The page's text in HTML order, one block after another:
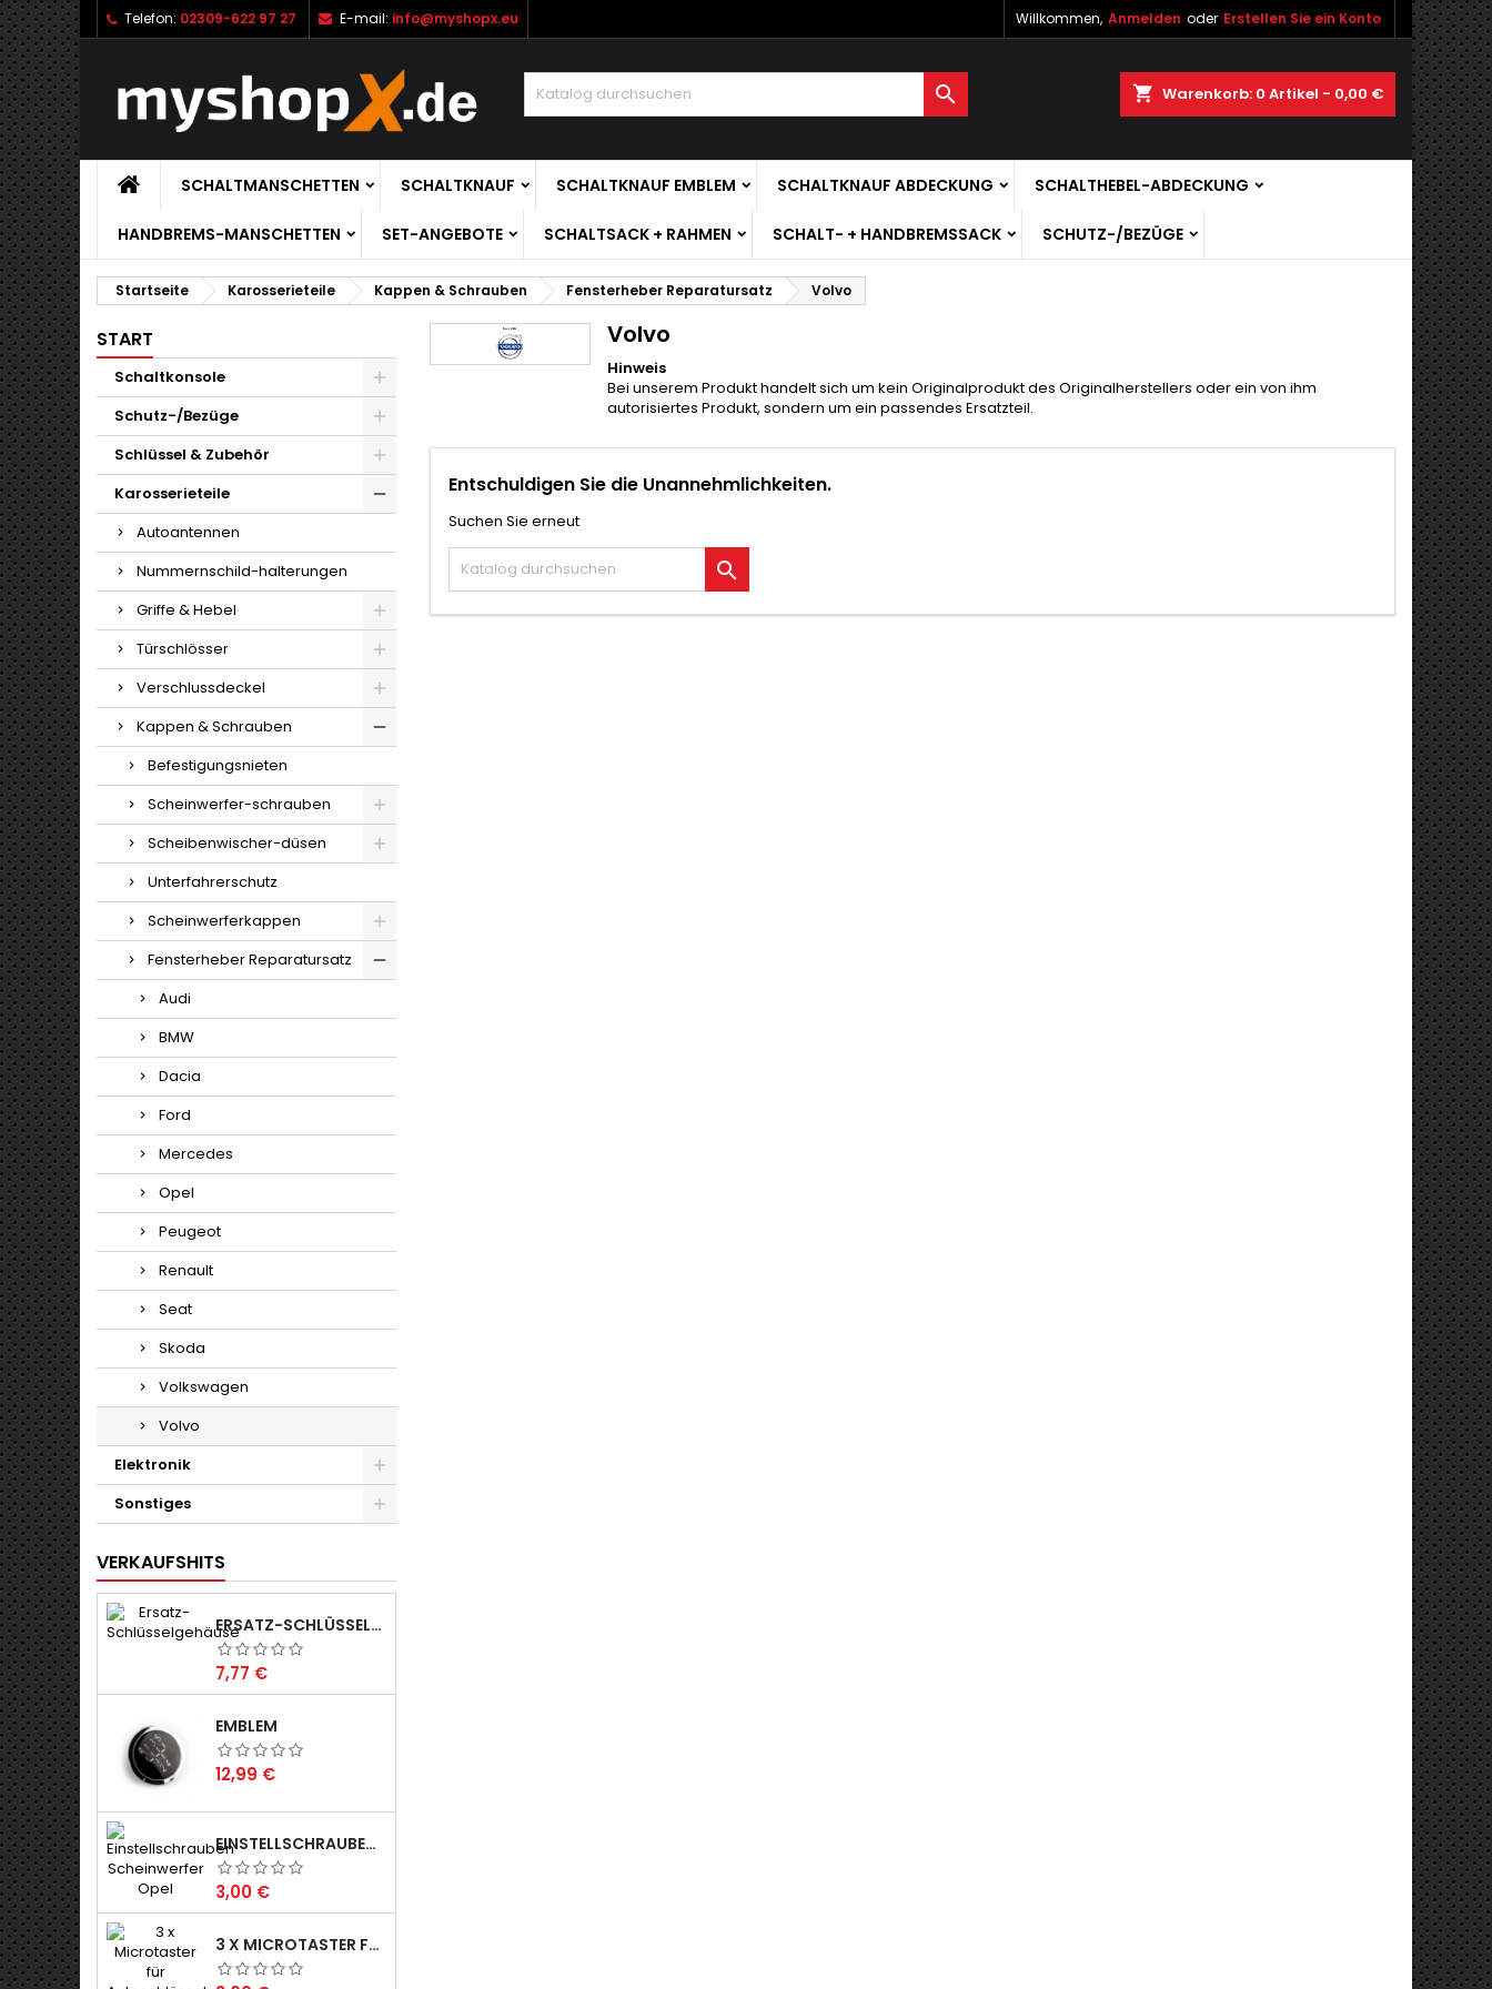
Telefon: 02309-622 97 27 E-mail: info@myshopx.eu Willkommen, Anmelden oder Erstellen Sie ein Konto
shopping_cart Warenkorb: 0 Artikel - 0,00 €

SCHALTMANSCHETTEN SCHALTKNAUF SCHALTKNAUF EMBLEM SCHALTKNAUF ABDECKUNG SCHALTHEBEL-ABDECKUNG
HANDBREMS-MANSCHETTEN SET-ANGEBOTE SCHALTSACK + RAHMEN SCHALT- + HANDBREMSSACK SCHUTZ-/BEZÜGE
Startseite Karosserieteile Kappen & Schrauben Fensterheber Reparatursatz Volvo
START
Schaltkonsole
Schutz-/Bezüge
Schlüssel & Zubehör
Karosserieteile
Autoantennen
Nummernschild-halterungen
Griffe & Hebel
Türschlösser
Verschlussdeckel
Kappen & Schrauben
Befestigungsnieten
Scheinwerfer-schrauben
Scheibenwischer-düsen
Unterfahrerschutz
Scheinwerferkappen
Fensterheber Reparatursatz
Audi
BMW
Dacia
Ford
Mercedes
Opel
Peugeot
Renault
Seat
Skoda
Volkswagen
Volvo
Elektronik
Sonstiges
VERKAUFSHITS
ERSATZ-SCHLÜSSELGEHÄUSE
Preis
7,77 €
EMBLEM
Preis
12,99 €
EINSTELLSCHRAUBEN FÜR SCHEINWERFER
Preis
3,00 €
3 X MICROTASTER FÜR AUTOSCHLÜSSEL
Volvo
Hinweis
Bei unserem Produkt handelt sich um kein Originalprodukt des Originalherstellers oder ein von ihm
autorisiertes Produkt, sondern um ein passendes Ersatzteil.
Entschuldigen Sie die Unannehmlichkeiten.
Suchen Sie erneut
